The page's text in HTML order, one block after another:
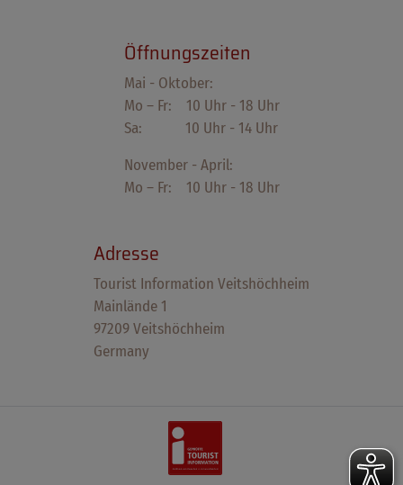
Öffnungszeiten
Mai - Oktober:
Mo – Fr: 10 Uhr - 18 Uhr
Sa: 10 Uhr - 14 Uhr
November - April:
Mo – Fr: 10 Uhr - 18 Uhr
Adresse
Tourist Information Veitshöchheim
Mainlände 1
97209 Veitshöchheim
Germany